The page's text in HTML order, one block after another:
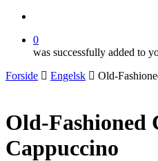
0
was successfully added to
Forside
Engelsk Old-
Old-Fashioned
Cappuccino